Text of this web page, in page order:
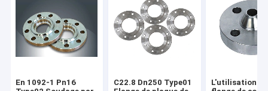
En 1092-1 Pn16
C22.8 Dn250 Type01
L'utilisation